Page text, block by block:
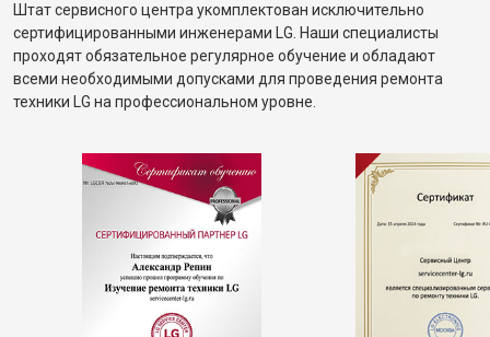
Штат сервисного центра укомплектован исключительно
сертифицированными инженерами LG. Наши специалисты
проходят обязательное регулярное обучение и обладают
всеми необходимыми допусками для проведения ремонта
техники LG на профессиональном уровне.